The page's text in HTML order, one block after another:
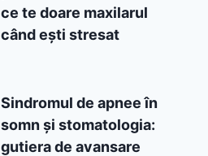
ce te doare maxilarul
când ești stresat
Sindromul de apnee în
somn și stomatologia:
gutiera de avansare